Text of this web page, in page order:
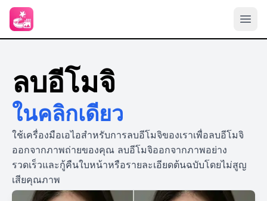
ลบอีโมจิ
ในคลิกเดียว
ใช้เครื่องมือเอไอสำหรับการลบอีโมจิของเราเพื่อลบอีโมจิ
ออกจากภาพถ่ายของคุณ ลบอีโมจิออกจากภาพอย่าง
รวดเร็วและกู้คืนใบหน้าหรือรายละเอียดต้นฉบับโดยไม่สูญ
เสียคุณภาพ